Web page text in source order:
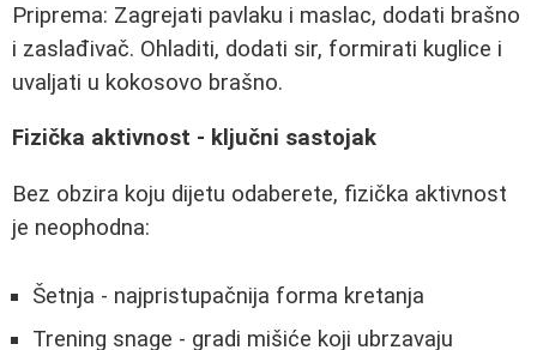
Priprema: Zagrejati pavlaku i maslac, dodati brašno
i zaslađivač. Ohladiti, dodati sir, formirati kuglice i
uvaljati u kokosovo brašno.
Fizička aktivnost - ključni sastojak
Bez obzira koju dijetu odaberete, fizička aktivnost
je neophodna:
Šetnja - najpristupačnija forma kretanja
Trening snage - gradi mišiće koji ubrzavaju